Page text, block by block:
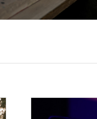
que você